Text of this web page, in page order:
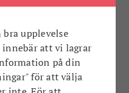
bättre plats?
upplevelse
innebär att vi lagrar
på din
för att välja